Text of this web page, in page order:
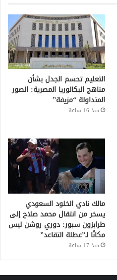
التعليم تحسم الجدل بشأن
مناهج البكالوريا المصرية: الصور
المتداولة “مزيفة”
منذ 16 ساعة
مالك نادي الخلود السعودي
يسخر من انتقال محمد صلاح إلى
طرابزون سبور: دوري روشن ليس
مكانًا لـ”عطلة التقاعد”
منذ 17 ساعة